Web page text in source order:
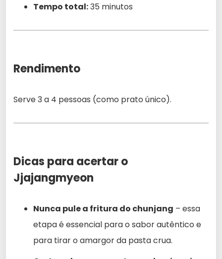
Tempo total:35 minutos
Rendimento
Serve 3 a 4 pessoas (como prato único).
Dicas para acertar o
Jjajangmyeon
Nunca pule a fritura do chunjang – essa
etapa é essencial para o sabor autêntico e
para tirar o amargor da pasta crua.